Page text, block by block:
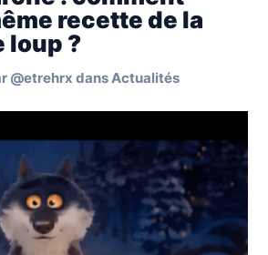
recette de la
loup ?
@etrehrx dansActualités